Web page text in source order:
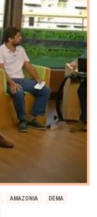
AMAZONIA
DEMA